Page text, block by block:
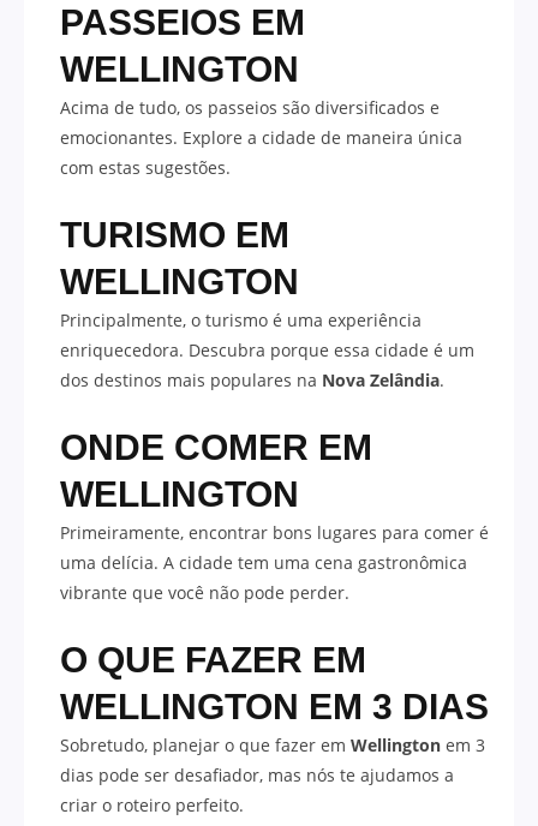
PASSEIOS EM
WELLINGTON
Acima de tudo, os passeios são diversificados e
emocionantes. Explore a cidade de maneira única
com estas sugestões.
TURISMO EM
WELLINGTON
Principalmente, o turismo é uma experiência
enriquecedora. Descubra porque essa cidade é um
dos destinos mais populares na Nova Zelândia.
ONDE COMER EM
WELLINGTON
Primeiramente, encontrar bons lugares para comer é
uma delícia. A cidade tem uma cena gastronômica
vibrante que você não pode perder.
O QUE FAZER EM
WELLINGTON EM 3 DIAS
Sobretudo, planejar o que fazer em Wellington em 3
dias pode ser desafiador, mas nós te ajudamos a
criar o roteiro perfeito.